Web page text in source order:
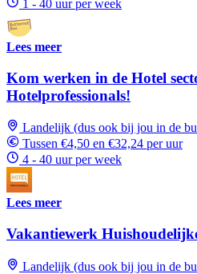
1 - 40 uur per week
Lees meer
Kom werken in de Hotel
Hotelprofessionals!
Landelijk (dus ook bij jou in de
Tussen €4,50 en €32,24 per uur
4 - 40 uur per week
Lees meer
Vakantiewerk
Landelijk (dus ook bij jou in de